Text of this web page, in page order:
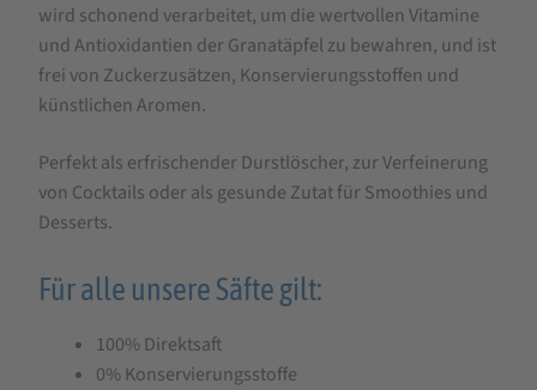
wird schonend verarbeitet, um die wertvollen Vitamine
und Antioxidantien der Granatäpfel zu bewahren, und ist
frei von Zuckerzusätzen, Konservierungsstoffen und
künstlichen Aromen.
Perfekt als erfrischender Durstlöscher, zur Verfeinerung
von Cocktails oder als gesunde Zutat für Smoothies und
Desserts.
Für alle unsere Säfte gilt:
100% Direktsaft
0% Konservierungsstoffe